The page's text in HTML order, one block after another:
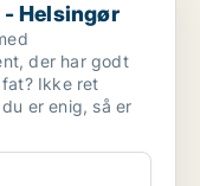
Helsingør
der har godt
Ikke ret
er enig, så er